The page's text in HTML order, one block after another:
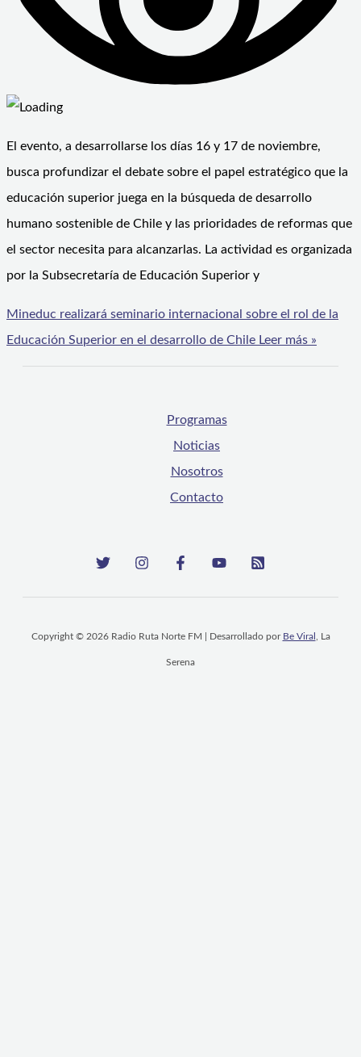
El evento, a desarrollarse los días 16 y 17 de noviembre,
busca profundizar el debate sobre el papel estratégico que la
educación superior juega en la búsqueda de desarrollo
humano sostenible de Chile y las prioridades de reformas que
el sector necesita para alcanzarlas. La actividad es organizada
por la Subsecretaría de Educación Superior y
Mineduc realizará seminario internacional sobre el rol de la
Educación Superior en el desarrollo de Chile Leer más »
Programas
Noticias
Nosotros
Contacto
Copyright © 2026 Radio Ruta Norte FM | Desarrollado por Be Viral , La
Serena